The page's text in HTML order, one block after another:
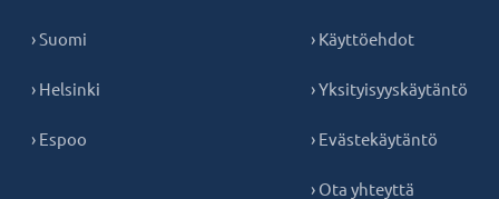
› Suomi
› Helsinki
› Espoo
› Käyttöehdot
› Yksityisyyskäytäntö
› Evästekäytäntö
› Ota yhteyttä